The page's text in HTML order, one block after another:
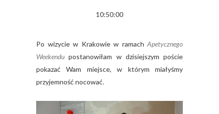
10:50:00
Po wizycie w Krakowie w ramach Apetycznego
Weekendu postanowiłam w dzisiejszym poście
pokazać Wam miejsce, w którym miałyśmy
przyjemność nocować.